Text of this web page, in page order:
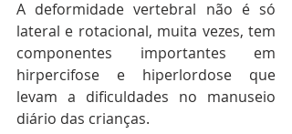
A deformidade vertebral não é só
lateral e rotacional, muita vezes, tem
componentes importantes em
hirpercifose e hiperlordose que
levam a dificuldades no manuseio
diário das crianças.